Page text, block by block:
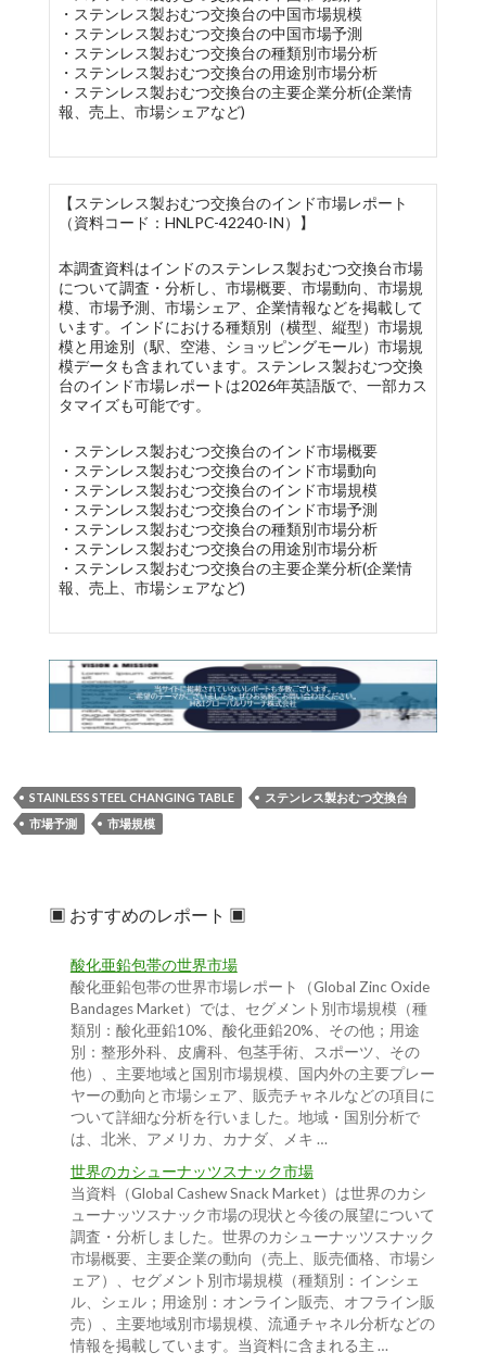
・ステンレス製おむつ交換台の中国市場規模
・ステンレス製おむつ交換台の中国市場予測
・ステンレス製おむつ交換台の種類別市場分析
・ステンレス製おむつ交換台の用途別市場分析
・ステンレス製おむつ交換台の主要企業分析(企業情
報、売上、市場シェアなど)
【ステンレス製おむつ交換台のインド市場レポート
（資料コード：HNLPC-42240-IN）】
本調査資料はインドのステンレス製おむつ交換台市場
について調査・分析し、市場概要、市場動向、市場規
模、市場予測、市場シェア、企業情報などを掲載して
います。インドにおける種類別（横型、縦型）市場規
模と用途別（駅、空港、ショッピングモール）市場規
模データも含まれています。ステンレス製おむつ交換
台のインド市場レポートは2026年英語版で、一部カス
タマイズも可能です。
・ステンレス製おむつ交換台のインド市場概要
・ステンレス製おむつ交換台のインド市場動向
・ステンレス製おむつ交換台のインド市場規模
・ステンレス製おむつ交換台のインド市場予測
・ステンレス製おむつ交換台の種類別市場分析
・ステンレス製おむつ交換台の用途別市場分析
・ステンレス製おむつ交換台の主要企業分析(企業情
報、売上、市場シェアなど)
STAINLESS STEEL CHANGING TABLE
ステンレス製おむつ交換台
市場予測
市場規模
▣ おすすめのレポート ▣
酸化亜鉛包帯の世界市場
酸化亜鉛包帯の世界市場レポート（Global Zinc Oxide
Bandages Market）では、セグメント別市場規模（種
類別：酸化亜鉛10%、酸化亜鉛20%、その他；用途
別：整形外科、皮膚科、包茎手術、スポーツ、その
他）、主要地域と国別市場規模、国内外の主要プレー
ヤーの動向と市場シェア、販売チャネルなどの項目に
ついて詳細な分析を行いました。地域・国別分析で
は、北米、アメリカ、カナダ、メキ …
世界のカシューナッツスナック市場
当資料（Global Cashew Snack Market）は世界のカシ
ューナッツスナック市場の現状と今後の展望について
調査・分析しました。世界のカシューナッツスナック
市場概要、主要企業の動向（売上、販売価格、市場シ
ェア）、セグメント別市場規模（種類別：インシェ
ル、シェル；用途別：オンライン販売、オフライン販
売）、主要地域別市場規模、流通チャネル分析などの
情報を掲載しています。当資料に含まれる主 …